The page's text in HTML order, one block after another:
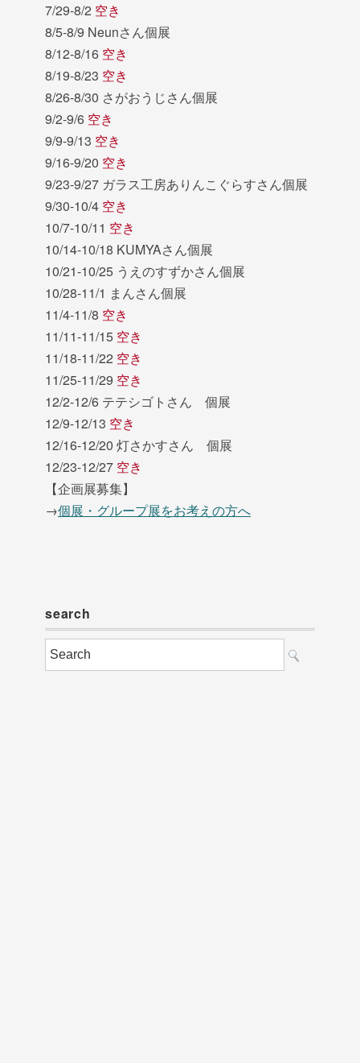
7/29-8/2 空き
8/5-8/9 Neunさん個展
8/12-8/16 空き
8/19-8/23 空き
8/26-8/30 さがおうじさん個展
9/2-9/6 空き
9/9-9/13 空き
9/16-9/20 空き
9/23-9/27 ガラス工房ありんこぐらすさん個展
9/30-10/4 空き
10/7-10/11 空き
10/14-10/18 KUMYAさん個展
10/21-10/25 うえのすずかさん個展
10/28-11/1 まんさん個展
11/4-11/8 空き
11/11-11/15 空き
11/18-11/22 空き
11/25-11/29 空き
12/2-12/6 テテシゴトさん 個展
12/9-12/13 空き
12/16-12/20 灯さかすさん 個展
12/23-12/27 空き
【企画展募集】
→個展・グループ展をお考えの方へ
search